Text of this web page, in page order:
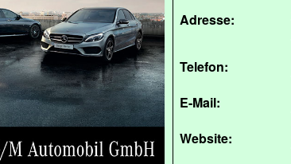
Adresse:
Telefon:
E-Mail:
Website: